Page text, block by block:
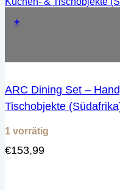
+
ARC Dining Set –
Tischobjekte
1 vorrätig
€153,99